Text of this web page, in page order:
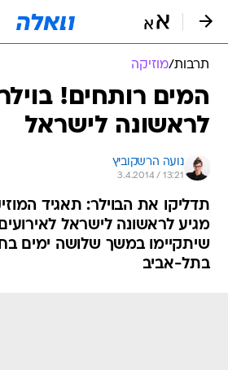
תרבות/מוזיקה
המים רותחים!
לראשונה לישראל
נועה הרשקוביץ
3.4.2014 / 13:21
תדליקו את הבוילר: תאגיד
מגיע לראשונה לישראל
שיתקיימו במשך שלושה ימים
בתל-אביב